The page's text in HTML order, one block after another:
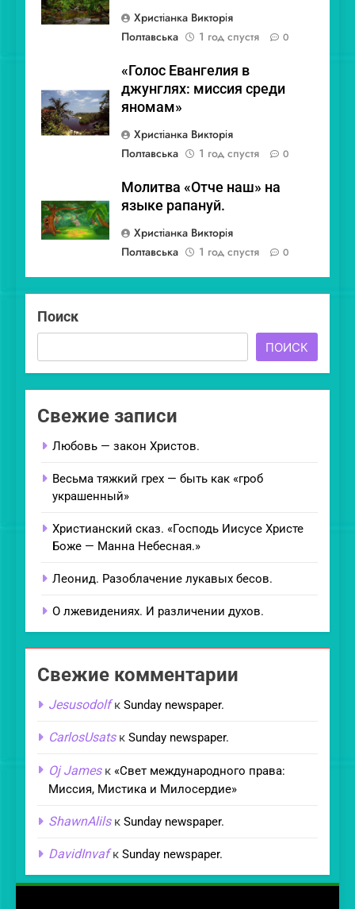
Христіанка Викторія
Полтавська
1 год спустя 0
«Голос Евангелия в
джунглях: миссия среди
яномам»
Христіанка Викторія
Полтавська
1 год спустя 0
Молитва «Отче наш» на
языке рапануй.
Христіанка Викторія
Полтавська
1 год спустя 0
Поиск
ПОИСК
Свежие записи
Любовь — закон Христов.
Весьма тяжкий грех — быть как «гроб
украшенный»
Христианский сказ. «Господь Иисусе Христе
Боже — Манна Небесная.»
Леонид. Разоблачение лукавых бесов.
О лжевидениях. И различении духов.
Свежие комментарии
Jesusodolfк Sunday newspaper.
CarlosUsatsк Sunday newspaper.
Oj Jamesк «Свет международного права:
Миссия, Мистика и Милосердие»
ShawnAlilsк Sunday newspaper.
DavidInvafк Sunday newspaper.